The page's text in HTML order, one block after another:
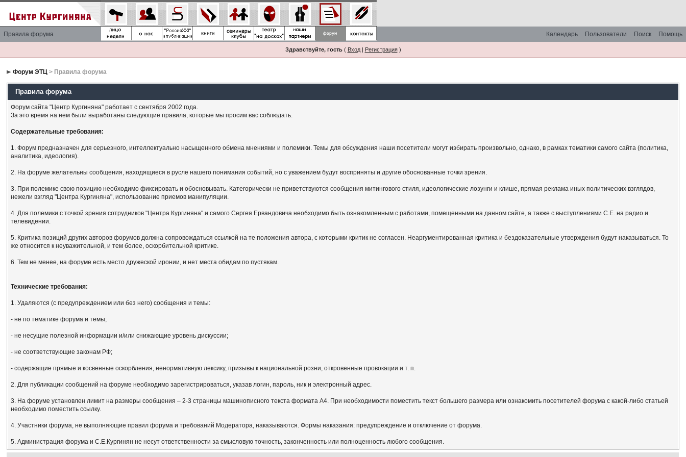
Правила форума Помощь
Поиск
Пользователи
Календарь
Здравствуйте, гость( Вход| Регистрация)
Форум ЭТЦ > Правила форума
Правила форума
Форум сайта "Центр Кургиняна" работает с сентября 2002 года.
За это время на нем были выработаны следующие правила, которые мы просим вас соблюдать.
Содержательные требования:
1. Форум предназначен для серьезного, интеллектуально насыщенного обмена мнениями и полемики. Темы для обсуждения наши посетители могут избирать произвольно, однако, в рамках тематики самого сайта (политика,
аналитика, идеология).
2. На форуме желательны сообщения, находящиеся в русле нашего понимания событий, но с уважением будут восприняты и другие обоснованные точки зрения.
3. При полемике свою позицию необходимо фиксировать и обосновывать. Категорически не приветствуются сообщения митингового стиля, идеологические лозунги и клише, прямая реклама иных политических взглядов,
нежели взгляд "Центра Кургиняна", использование приемов манипуляции.
4. Для полемики с точкой зрения сотрудников "Центра Кургиняна" и самого Сергея Ервандовича необходимо быть ознакомленным с работами, помещенными на данном сайте, а также с выступлениями С.Е. на радио и
телевидении.
5. Критика позиций других авторов форумов должна сопровождаться ссылкой на те положения автора, с которыми критик не согласен. Неаргументированная критика и бездоказательные утверждения будут наказываться. То
же относится к неуважительной, и тем более, оскорбительной критике.
6. Тем не менее, на форуме есть место дружеской иронии, и нет места обидам по пустякам.
Технические требования:
1. Удаляются (с предупреждением или без него) сообщения и темы:
- не по тематике форума и темы;
- не несущие полезной информации и/или снижающие уровень дискуссии;
- не соответствующие законам РФ;
- содержащие прямые и косвенные оскорбления, ненормативную лексику, призывы к национальной розни, откровенные провокации и т. п.
2. Для публикации сообщений на форуме необходимо зарегистрироваться, указав логин, пароль, ник и электронный адрес.
3. На форуме установлен лимит на размеры сообщения – 2-3 страницы машинописного текста формата А4. При необходимости поместить текст большего размера или ознакомить посетителей форума с какой-либо статьей
необходимо поместить ссылку.
4. Участники форума, не выполняющие правил форума и требований Модератора, наказываются. Формы наказания: предупреждение и отключение от форума.
5. Администрация форума и С.Е.Кургинян не несут ответственности за смысловую точность, законченность или полноценность любого сообщения.